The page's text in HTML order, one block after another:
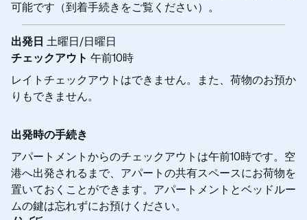
可能です（到着手続きをご覧ください）。
出発日 土曜日/日曜日
チェックアウト 午前10時
レイトチェックアウトはできません。また、荷物のお預か
りもできません。
出発時の手続き
アパートメントからのチェックアウトは午前10時です。空
港へ出発されるまで、アパートの共有スペースにお荷物を
置いておくことができます。アパートメントとベッドルー
ムの鍵は忘れずにお預けください。